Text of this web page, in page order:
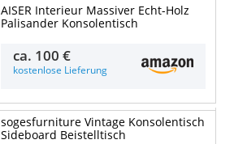
AISER Interieur Massiver Echt-Holz
Palisander Konsolentisch
ca. 100 €
kostenlose Lieferung
sogesfurniture Vintage Konsolentisch
Sideboard Beistelltisch